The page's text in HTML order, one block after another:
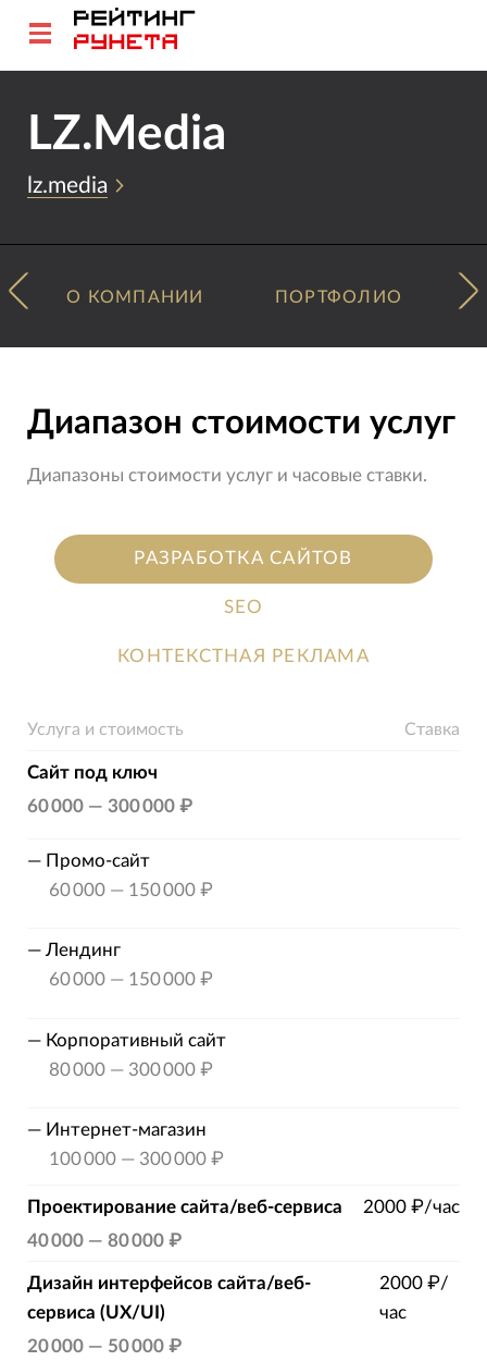
LZ.Media
lz.media
О КОМПАНИИ ПОРТФОЛИО
Диапазон стоимости услуг
Диапазоны стоимости услуг и часовые ставки.
РАЗРАБОТКА САЙТОВ
SEO
КОНТЕКСТНАЯ РЕКЛАМА
Услуга и стоимость Ставка
Сайт под ключ
60 000— 300 000 ₽
— Промо-сайт
60 000— 150 000 ₽
— Лендинг
60 000— 150 000 ₽
— Корпоративный сайт
80 000— 300 000 ₽
— Интернет-магазин
100 000— 300 000 ₽
Проектирование сайта/веб-сервиса
2000 ₽/час
40 000— 80 000 ₽
Дизайн интерфейсов сайта/веб-
сервиса (UX/UI)
2000 ₽/
час
20 000— 50 000 ₽